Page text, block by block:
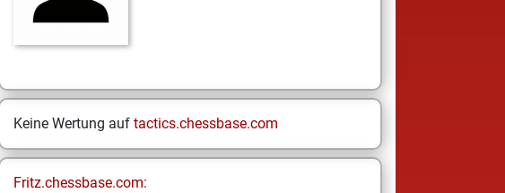
Keine Wertung auf tactics.chessbase.com
Fritz.chessbase.com: